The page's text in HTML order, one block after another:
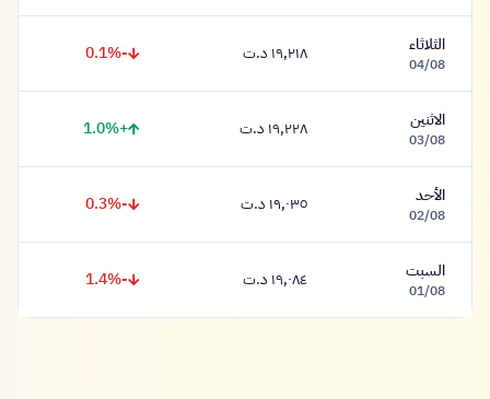
الثلاثاء
04/08 ١٩,٢١٨ دينار
١٩,٢١٨ د.ت -0.1%
الاثنين
03/08 ١٩,٢٢٨ دينار
١٩,٢٢٨ د.ت +1.0%
الأحد
02/08 ١٩,٠٣٥ دينار
١٩,٠٣٥ د.ت -0.3%
السبت
01/08 ١٩,٠٨٤ دينار
١٩,٠٨٤ د.ت -1.4%